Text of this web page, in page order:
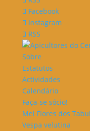
Facebook
Instagram
RSS
Sobre
Estatutos
Actividades
Calendário
Faça-se sócio!
Mel Flores dos
Vespa velutina